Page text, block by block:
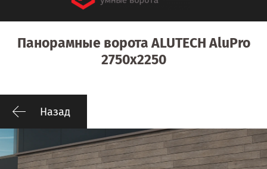
Панорамные ворота ALUTECH AluPro
2750x2250
Назад